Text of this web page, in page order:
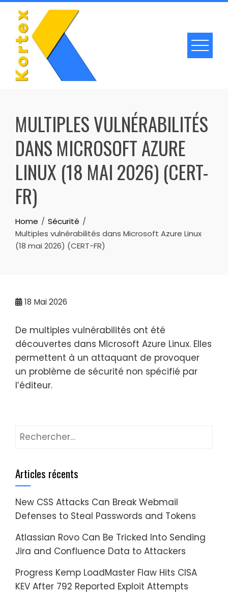
Skip
content
MULTIPLES VULNÉRABILITÉS
DANS MICROSOFT AZURE
LINUX (18 MAI 2026) (CERT-
FR)
Home
Sécurité
Multiples vulnérabilités dans Microsoft Azure Linux
(18 mai 2026) (CERT-FR)
18 Mai 2026
De multiples vulnérabilités ont été
découvertes dans Microsoft Azure Linux. Elles
permettent à un attaquant de provoquer
un problème de sécurité non spécifié par
l’éditeur.
Rechercher :
Articles récents
New CSS Attacks Can Break Webmail
Defenses to Steal Passwords and Tokens
Atlassian Rovo Can Be Tricked Into Sending
Jira and Confluence Data to Attackers
Progress Kemp LoadMaster Flaw Hits CISA
KEV After 792 Reported Exploit Attempts